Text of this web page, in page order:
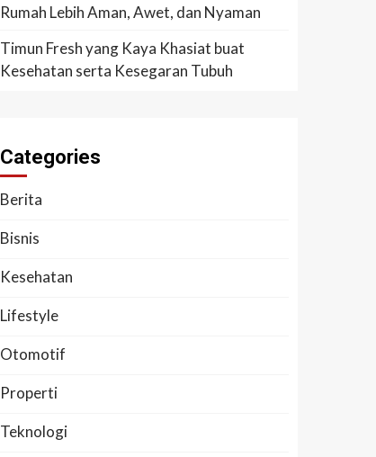
Rumah Lebih Aman, Awet, dan Nyaman
Timun Fresh yang Kaya Khasiat buat
Kesehatan serta Kesegaran Tubuh
Categories
Berita
Bisnis
Kesehatan
Lifestyle
Otomotif
Properti
Teknologi